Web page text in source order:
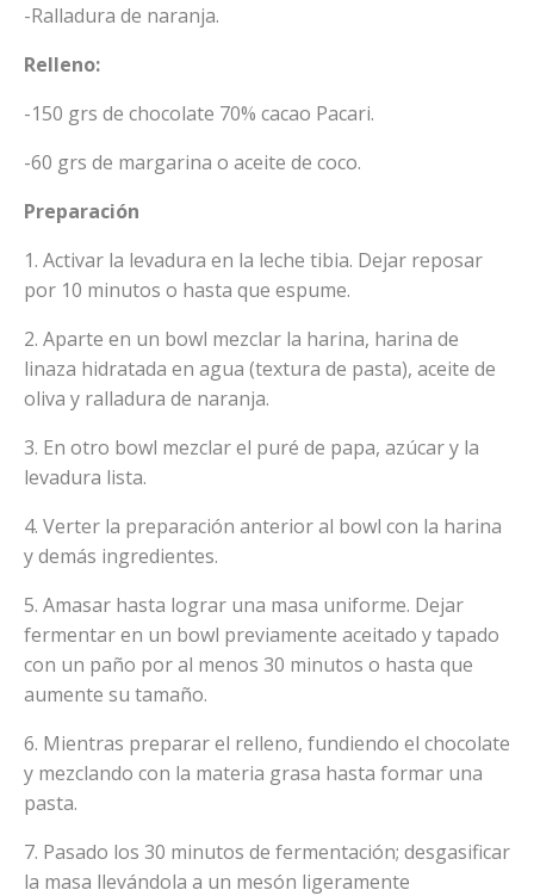
-Ralladura de naranja.
Relleno:
-150 grs de chocolate 70% cacao Pacari.
-60 grs de margarina o aceite de coco.
Preparación
1. Activar la levadura en la leche tibia. Dejar reposar
por 10 minutos o hasta que espume.
2. Aparte en un bowl mezclar la harina, harina de
linaza hidratada en agua (textura de pasta), aceite de
oliva y ralladura de naranja.
3. En otro bowl mezclar el puré de papa, azúcar y la
levadura lista.
4. Verter la preparación anterior al bowl con la harina
y demás ingredientes.
5. Amasar hasta lograr una masa uniforme. Dejar
fermentar en un bowl previamente aceitado y tapado
con un paño por al menos 30 minutos o hasta que
aumente su tamaño.
6. Mientras preparar el relleno, fundiendo el chocolate
y mezclando con la materia grasa hasta formar una
pasta.
7. Pasado los 30 minutos de fermentación; desgasificar
la masa llevándola a un mesón ligeramente